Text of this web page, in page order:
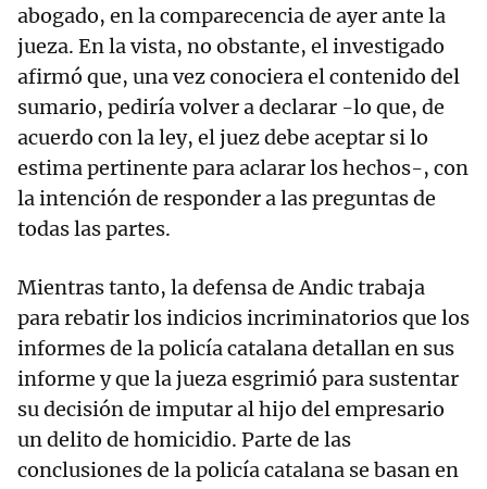
abogado, en la comparecencia de ayer ante la
jueza. En la vista, no obstante, el investigado
afirmó que, una vez conociera el contenido del
sumario, pediría volver a declarar -lo que, de
acuerdo con la ley, el juez debe aceptar si lo
estima pertinente para aclarar los hechos-, con
la intención de responder a las preguntas de
todas las partes.
Mientras tanto, la defensa de Andic trabaja
para rebatir los indicios incriminatorios que los
informes de la policía catalana detallan en sus
informe y que la jueza esgrimió para sustentar
su decisión de imputar al hijo del empresario
un delito de homicidio. Parte de las
conclusiones de la policía catalana se basan en